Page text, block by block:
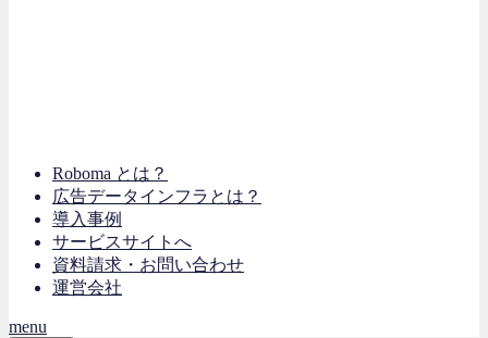
Roboma とは？
広告データインフラとは？
導入事例
サービスサイトへ
資料請求・お問い合わせ
運営会社
menu